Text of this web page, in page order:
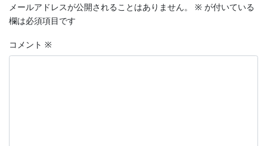
メールアドレスが公開されることはありません。 ※ が付いている
欄は必須項目です
コメント ※